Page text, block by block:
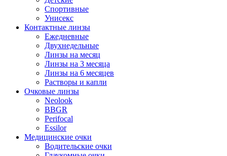
Спортивные
Унисекс
Контактные линзы
Ежедневные
Двухнедельные
Линзы на месяц
Линзы на 3 месяца
Линзы на 6 месяцев
Растворы и капли
Очковые линзы
Neolook
BBGR
Perifocal
Essilor
Медицинские очки
Водительские очки